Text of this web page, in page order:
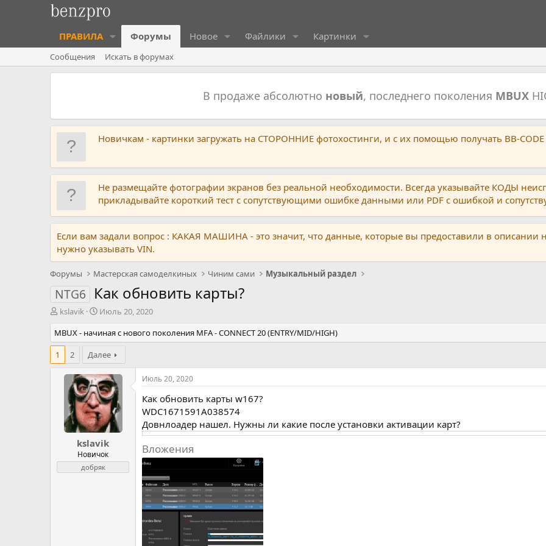
ПРАВИЛА Форумы Новое Файлики Картинки
Сообщения Искать в форумах
В продаже абсолютно новый, последнего поколения MBUX
Новичкам - картинки загружать на СТОРОННИЕ фотохостинги, и с их помощью получать BB-
Не размещайте фотографии экранов без реальной необходимости. Всегда указывайте КОДЫ
прикладывайте короткий тест с сопутствующими ошибке данными или PDF с ошибкой и
Если вам задали вопрос : КАКАЯ МАШИНА - это значит, что данные, которые вы предоставили в описании
нужно указывать VIN.
Форумы Мастерская самоделкиных Чиним сами Музыкальный раздел
NTG6 Как обновить карты?
А
т
о
т
kslavik
Д
т
а
н
а
ч
а
л
а
Июль 20, 2020
MBUX - начиная с нового поколения MFA - CONNECT 20 (ENTRY/MID/HIGH)
1
2 Далее
kslavik
Новичок
добряк
Июль 20, 2020
Как обновить карты w167?
WDC1671591A038574
Довнлоадер нашел. Нужны ли какие после установки активации карт?
Вложения